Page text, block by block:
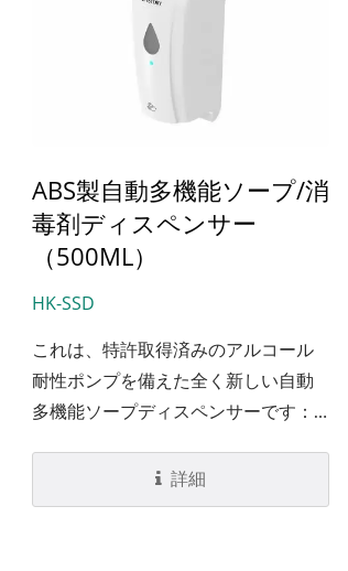
ABS製自動多機能ソープ/消
毒剤ディスペンサー
（500ML）
HK-SSD
これは、特許取得済みのアルコール
耐性ポンプを備えた全く新しい自動
多機能ソープディスペンサーです：
ポンプを簡単に交換することで、ユ
ニットを異なるタイプの自動ソープ
詳細